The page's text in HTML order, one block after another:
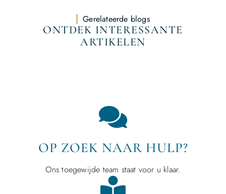
Gerelateerde blogs
ONTDEK INTERESSANTE
ARTIKELEN
OP ZOEK NAAR HULP?
Ons toegewijde team staat voor u klaar.